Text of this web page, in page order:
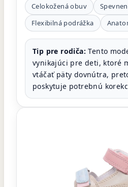
Celokožená obuv
Flexibilná podrážka
Tip pre rodiča: Tento
vynikajúci pre deti, ktoré
vtáčať päty dovnútra,
poskytuje potrebnú